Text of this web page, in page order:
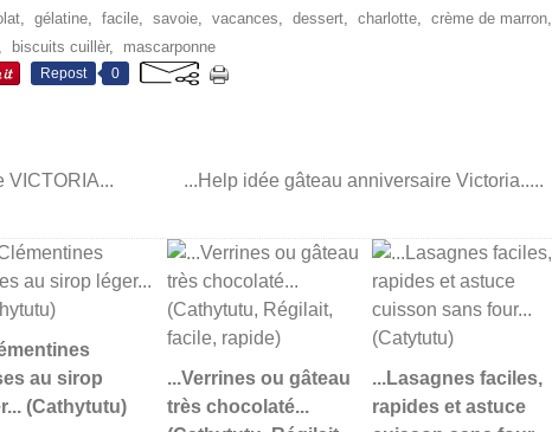
, gélatine, facile, savoie, vacances, dessert, charlotte, crème de marron,
, biscuits cuillèr, mascarponne
Repost 0
VICTORIA... ...Help idée gâteau anniversaire Victoria.....
au sirop
(Cathytutu)
...Verrines ou gâteau
très chocolaté...
...Lasagnes faciles,
rapides et astuce